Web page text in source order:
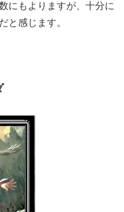
にもよりますが、十分に
と感じます。